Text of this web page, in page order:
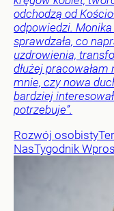
odchodzą od
odpowiedzi.
sprawdzała, co
uzdrowienia,
dłużej
mnie, czy nowa
bardziej
potrzebuje”.
Rozwój osobisty
NasTygodnik